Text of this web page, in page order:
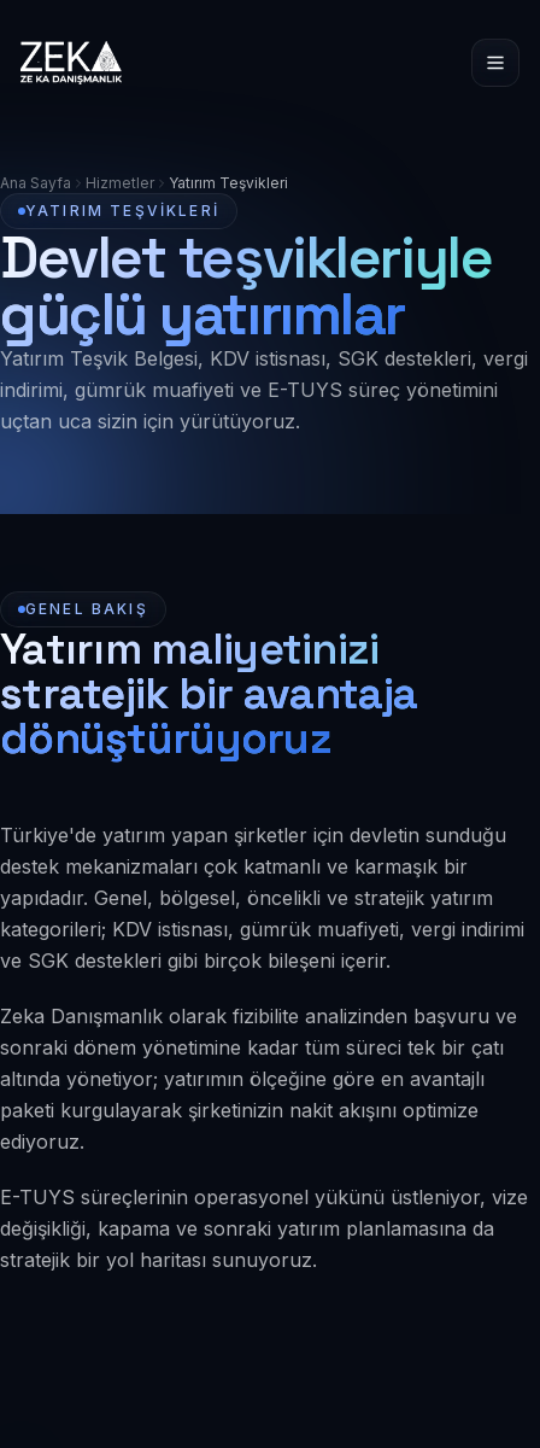
Ana Sayfa Hizmetler
Yatırım Teşvikleri
YATIRIM TEŞVIKLERI
Devlet teşvikleriyle
güçlü yatırımlar
Yatırım Teşvik Belgesi, KDV istisnası, SGK destekleri, vergi
indirimi, gümrük muafiyeti ve E-TUYS süreç yönetimini
uçtan uca sizin için yürütüyoruz.
GENEL BAKIŞ
Yatırım maliyetinizi
stratejik bir avantaja
dönüştürüyoruz
Türkiye'de yatırım yapan şirketler için devletin sunduğu
destek mekanizmaları çok katmanlı ve karmaşık bir
yapıdadır. Genel, bölgesel, öncelikli ve stratejik yatırım
kategorileri; KDV istisnası, gümrük muafiyeti, vergi indirimi
ve SGK destekleri gibi birçok bileşeni içerir.
Zeka Danışmanlık olarak fizibilite analizinden başvuru ve
sonraki dönem yönetimine kadar tüm süreci tek bir çatı
altında yönetiyor; yatırımın ölçeğine göre en avantajlı
paketi kurgulayarak şirketinizin nakit akışını optimize
ediyoruz.
E-TUYS süreçlerinin operasyonel yükünü üstleniyor, vize
değişikliği, kapama ve sonraki yatırım planlamasına da
stratejik bir yol haritası sunuyoruz.